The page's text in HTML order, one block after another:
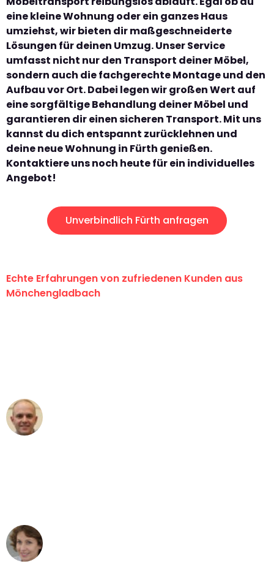
eine kleine Wohnung oder ein ganzes Haus
umziehst, wir bieten dir maßgeschneiderte
Lösungen für deinen Umzug. Unser Service
umfasst nicht nur den Transport deiner Möbel,
sondern auch die fachgerechte Montage und den
Aufbau vor Ort. Dabei legen wir großen Wert auf
eine sorgfältige Behandlung deiner Möbel und
garantieren dir einen sicheren Transport. Mit uns
kannst du dich entspannt zurücklehnen und
deine neue Wohnung in Fürth genießen.
Kontaktiere uns noch heute für ein individuelles
Angebot!
Unverbindlich Fürth anfragen
Echte Erfahrungen von zufriedenen Kunden aus
Mönchengladbach